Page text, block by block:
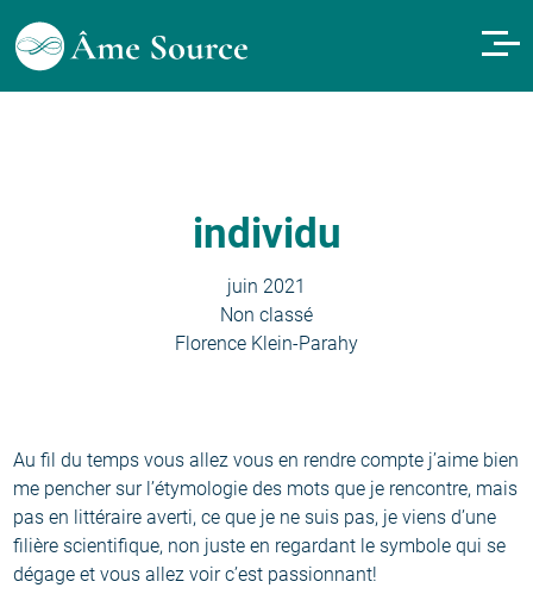
individu
juin 2021
Non classé
Florence Klein-Parahy
Au fil du temps vous allez vous en rendre compte j’aime bien
me pencher sur l’étymologie des mots que je rencontre, mais
pas en littéraire averti, ce que je ne suis pas, je viens d’une
filière scientifique, non juste en regardant le symbole qui se
dégage et vous allez voir c’est passionnant!